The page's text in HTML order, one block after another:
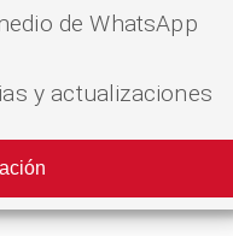
de WhatsApp
y actualizaciones